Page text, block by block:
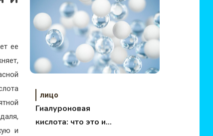
ее
и
лицо
Гиалуроновая
кислота: что это и